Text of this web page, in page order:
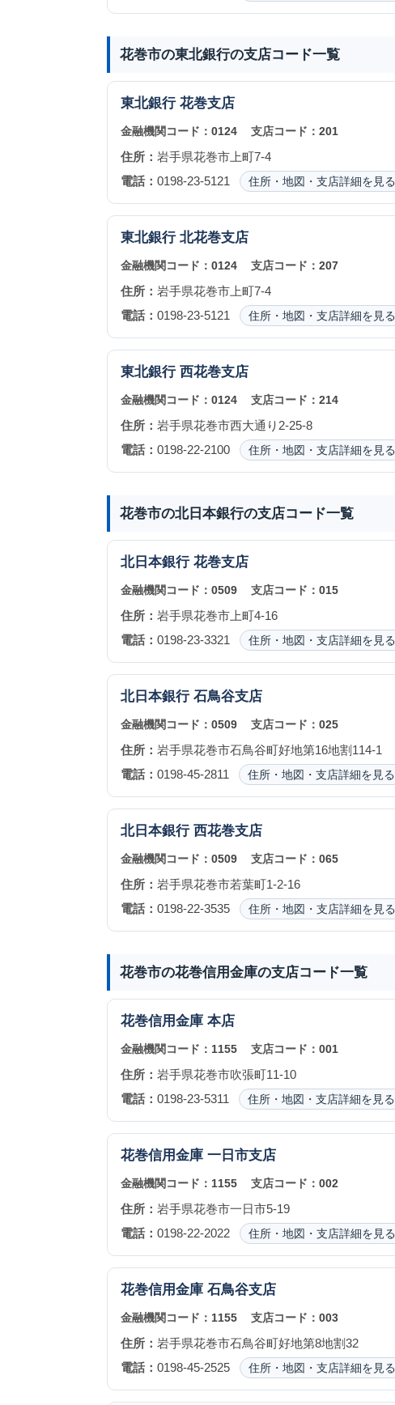
花巻市の東北銀行の支店コード一覧
東北銀行 花巻支店
金融機関コード： 0124 支店コード： 201
住所： 岩手県花巻市上町7-4
電話： 0198-23-5121 住所・地図・支店詳細を見る
東北銀行 北花巻支店
金融機関コード： 0124 支店コード： 207
住所： 岩手県花巻市上町7-4
電話： 0198-23-5121 住所・地図・支店詳細を見る
東北銀行 西花巻支店
金融機関コード： 0124 支店コード： 214
住所： 岩手県花巻市西大通り2-25-8
電話： 0198-22-2100 住所・地図・支店詳細を見る
花巻市の北日本銀行の支店コード一覧
北日本銀行 花巻支店
金融機関コード： 0509 支店コード： 015
住所： 岩手県花巻市上町4-16
電話： 0198-23-3321 住所・地図・支店詳細を見る
北日本銀行 石鳥谷支店
金融機関コード： 0509 支店コード： 025
住所： 岩手県花巻市石鳥谷町好地第16地割114-1
電話： 0198-45-2811 住所・地図・支店詳細を見る
北日本銀行 西花巻支店
金融機関コード： 0509 支店コード： 065
住所： 岩手県花巻市若葉町1-2-16
電話： 0198-22-3535 住所・地図・支店詳細を見る
花巻市の花巻信用金庫の支店コード一覧
花巻信用金庫 本店
金融機関コード： 1155 支店コード： 001
住所： 岩手県花巻市吹張町11-10
電話： 0198-23-5311 住所・地図・支店詳細を見る
花巻信用金庫 一日市支店
金融機関コード： 1155 支店コード： 002
住所： 岩手県花巻市一日市5-19
電話： 0198-22-2022 住所・地図・支店詳細を見る
花巻信用金庫 石鳥谷支店
金融機関コード： 1155 支店コード： 003
住所： 岩手県花巻市石鳥谷町好地第8地割32
電話： 0198-45-2525 住所・地図・支店詳細を見る